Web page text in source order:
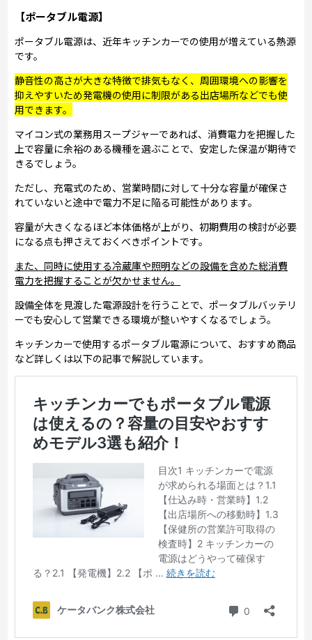
【ポータブル電源】
ポータブル電源は、近年キッチンカーでの使用が増えている熱源
です。
静音性の高さが大きな特徴で排気もなく、周囲環境への影響を
抑えやすいため発電機の使用に制限がある出店場所などでも使
用できます。
マイコン式の業務用スープジャーであれば、消費電力を把握した
上で容量に余裕のある機種を選ぶことで、安定した保温が期待で
きるでしょう。
ただし、充電式のため、営業時間に対して十分な容量が確保さ
れていないと途中で電力不足に陥る可能性があります。
容量が大きくなるほど本体価格が上がり、初期費用の検討が必要
になる点も押さえておくべきポイントです。
また、同時に使用する冷蔵庫や照明などの設備を含めた総消費
電力を把握することが欠かせません。
設備全体を見渡した電源設計を行うことで、ポータブルバッテリ
ーでも安心して営業できる環境が整いやすくなるでしょう。
キッチンカーで使用するポータブル電源について、おすすめ商品
など詳しくは以下の記事で解説しています。